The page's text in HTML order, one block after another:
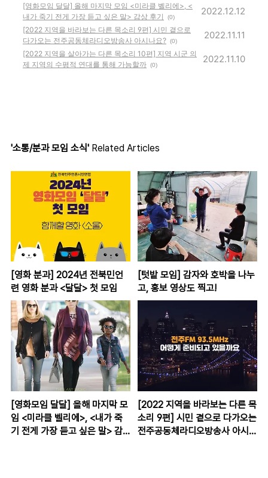
[영화모임 달달] 올해 마지막 모임 <미라클 벨리에>, <
내가 죽기 전게 가장 듣고 싶은 말> 감상 후기
(0)
2022.12.12
[2022 지역을 바라보는 다른 목소리 9편] 시민 곁으로
다가오는 전주공동체라디오방송사 아시나요? (0)
2022.11.11
[2022 지역을 살아가는 다른 목소리 10편] 지역 시군 의
제 지역의 수평적 연대를 통해 가능할까 (0)
2022.11.10
'소통/분과 모임 소식' Related Articles
[영화 분과] 2024년 전북민언
련 영화 분과 <달달> 첫 모임
[텃밭 모임] 감자와 호박을 나누
고, 홍보 영상도 찍고!
[영화모임 달달] 올해 마지막 모
임 <미라클 벨리에>, <내가 죽
기 전게 가장 듣고 싶은 말> 감
[2022 지역을 바라보는 다른 목
소리 9편] 시민 곁으로 다가오는
전주공동체라디오방송사 아시나